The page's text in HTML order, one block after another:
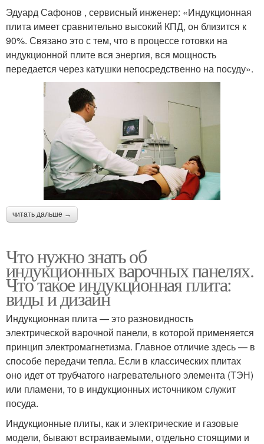
Эдуард Сафонов , сервисный инженер: «Индукционная
плита имеет сравнительно высокий КПД, он близится к
90%. Связано это с тем, что в процессе готовки на
индукционной плите вся энергия, вся мощность
передается через катушки непосредственно на посуду».
читать дальше →
Что нужно знать об
индукционных варочных панелях.
Что такое индукционная плита:
виды и дизайн
Индукционная плита — это разновидность
электрической варочной панели, в которой применяется
принцип электромагнетизма. Главное отличие здесь — в
способе передачи тепла. Если в классических плитах
оно идет от трубчатого нагревательного элемента (ТЭН)
или пламени, то в индукционных источником служит
посуда.
Индукционные плиты, как и электрические и газовые
модели, бывают встраиваемыми, отдельно стоящими и